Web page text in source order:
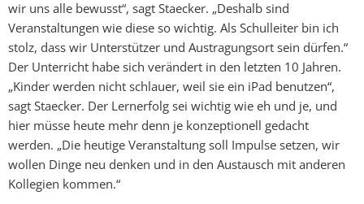
wir uns alle bewusst“, sagt Staecker. „Deshalb sind
Veranstaltungen wie diese so wichtig. Als Schulleiter bin ich
stolz, dass wir Unterstützer und Austragungsort sein dürfen.“
Der Unterricht habe sich verändert in den letzten 10 Jahren.
„Kinder werden nicht schlauer, weil sie ein iPad benutzen“,
sagt Staecker. Der Lernerfolg sei wichtig wie eh und je, und
hier müsse heute mehr denn je konzeptionell gedacht
werden. „Die heutige Veranstaltung soll Impulse setzen, wir
wollen Dinge neu denken und in den Austausch mit anderen
Kollegien kommen.“